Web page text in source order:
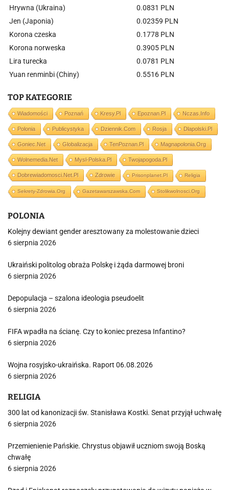
Hrywna (Ukraina)
0.0831 PLN
Jen (Japonia)
0.02359 PLN
Korona czeska
0.1778 PLN
Korona norweska
0.3905 PLN
Lira turecka
0.0781 PLN
Yuan renminbi (Chiny)
0.5516 PLN
TOP KATEGORIE
Wiadomości Poznań Kresy.pl Epoznan.pl Nczas.info
Polonia Publicystyka Dziennik.com Rosja Dlapolski.pl
Goniec.net Globalizacja TenPoznan.pl Magnapolonia.org
Wolnemedia.net Mysl-Polska.pl Twojapogoda.pl
Dobrewiadomosci.net.pl Zdrowie Prisonplanet.pl Religia
Sekrety-Zdrowia.org Gazetawarszawska.com Stolikwolnosci.org
POLONIA
Kolejny dewiant gender aresztowany za molestowanie dzieci
6 sierpnia 2026
Ukraiński politolog obraża Polskę i żąda darmowej broni
6 sierpnia 2026
Depopulacja – szalona ideologia pseudoelit
6 sierpnia 2026
FIFA wpadła na ścianę. Czy to koniec prezesa Infantino?
6 sierpnia 2026
Wojna rosyjsko-ukraińska. Raport 06.08.2026
6 sierpnia 2026
RELIGIA
300 lat od kanonizacji św. Stanisława Kostki. Senat przyjął uchwałę
6 sierpnia 2026
Przemienienie Pańskie. Chrystus objawił uczniom swoją Boską
chwałę
6 sierpnia 2026